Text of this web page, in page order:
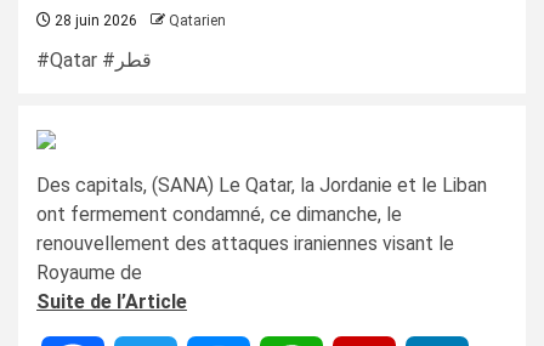
28 juin 2026 Qatarien
#Qatar #قطر
Des capitals, (SANA) Le Qatar, la Jordanie et le Liban
ont fermement condamné, ce dimanche, le
renouvellement des attaques iraniennes visant le
Royaume de
Suite de l’Article